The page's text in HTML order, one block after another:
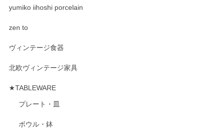
yumiko iihoshi porcelain
zen to
ヴィンテージ食器
北欧ヴィンテージ家具
★TABLEWARE
プレート・皿
ボウル・鉢